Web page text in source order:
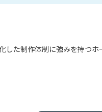
した制作体制に強みを持つホ